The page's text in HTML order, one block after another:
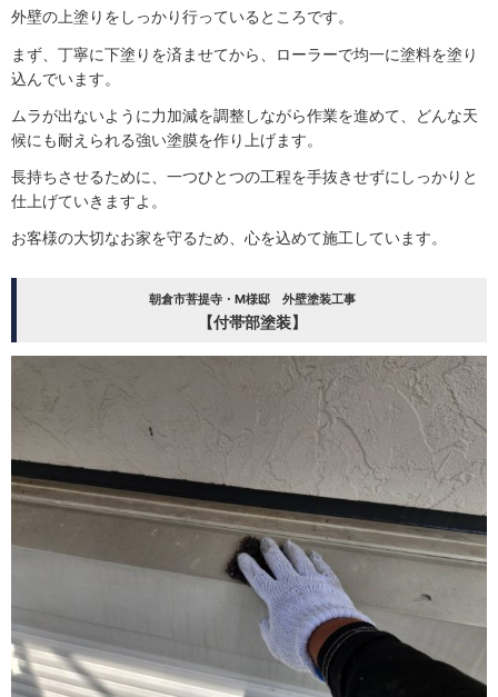
外壁の上塗りをしっかり行っているところです。
まず、丁寧に下塗りを済ませてから、ローラーで均一に塗料を塗り
込んでいます。
ムラが出ないように力加減を調整しながら作業を進めて、どんな天
候にも耐えられる強い塗膜を作り上げます。
長持ちさせるために、一つひとつの工程を手抜きせずにしっかりと
仕上げていきますよ。
お客様の大切なお家を守るため、心を込めて施工しています。
朝倉市菩提寺・M様邸 外壁塗装工事
【付帯部塗装】